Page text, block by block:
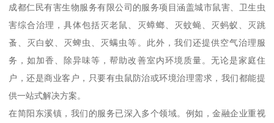
成都仁民有害生物服务有限公司的服务项目涵盖城市鼠害、卫生虫
害综合治理，具体包括灭老鼠、灭蟑螂、灭蚊蝇、灭蚂蚁、灭跳
蚤、灭白蚁、灭蜱虫、灭螨虫等。此外，我们还提供空气治理服
务，如加香、除异味等，帮助改善室内环境质量。无论是家庭住
户，还是商业客户，只要有虫鼠防治或环境治理需求，我们都能提
供一站式解决方案。
在简阳东溪镇，我们的服务已深入多个领域。例如，金融企业重视